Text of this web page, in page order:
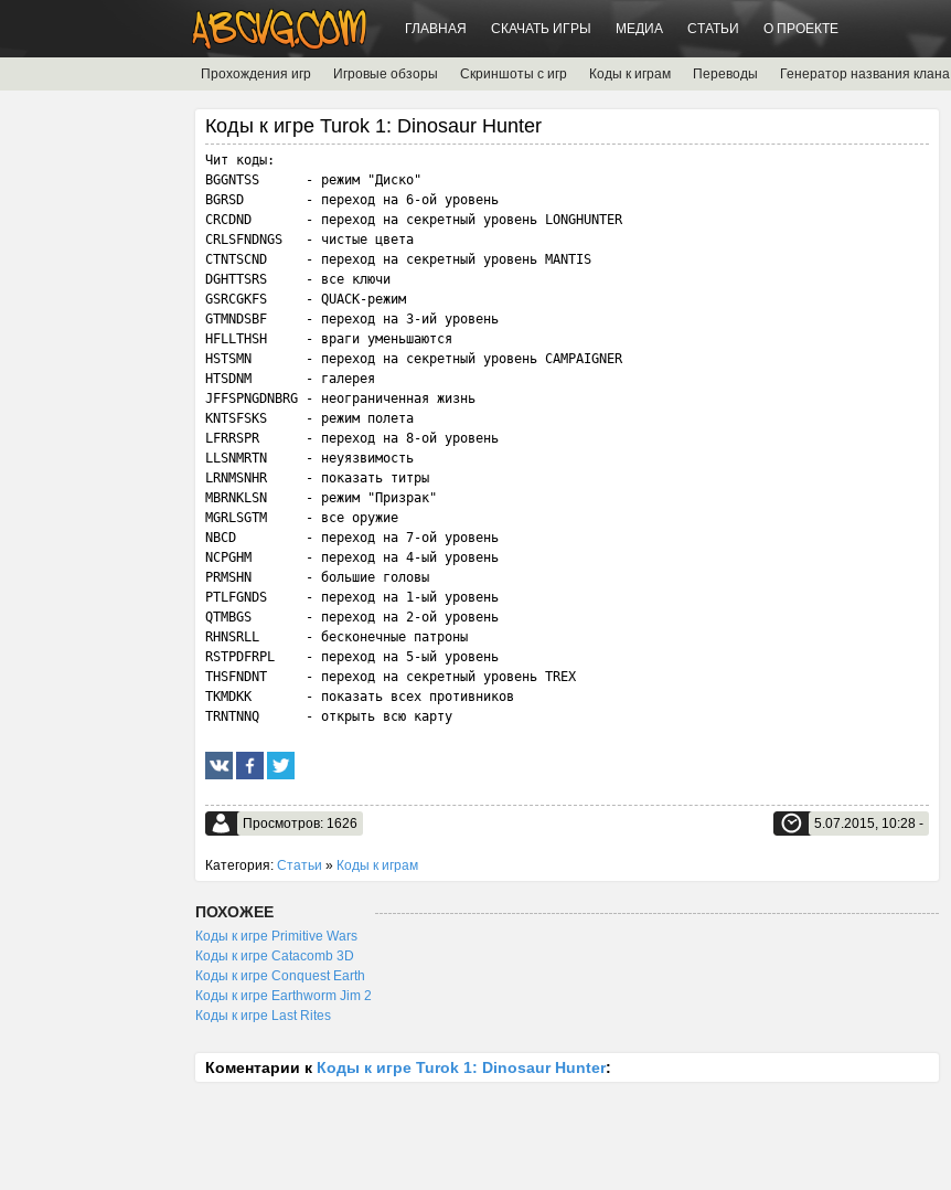
ГЛАВНАЯ СКАЧАТЬ ИГРЫ МЕДИА СТАТЬИ О ПРОЕКТЕ
Прохождения игр Игровые обзоры Скриншоты с игр Коды к играм Переводы Генератор названия клана
Коды к игре Turok 1: Dinosaur Hunter
Чит коды:
BGGNTSS      - режим "Диско"
BGRSD        - переход на 6-ой уровень
CRCDND       - переход на секретный уровень LONGHUNTER
CRLSFNDNGS   - чистые цвета
CTNTSCND     - переход на секретный уровень MANTIS
DGHTTSRS     - все ключи
GSRCGKFS     - QUACK-режим
GTMNDSBF     - переход на 3-ий уровень
HFLLTHSH     - враги уменьшаются
HSTSMN       - переход на секретный уровень CAMPAIGNER
HTSDNM       - галерея
JFFSPNGDNBRG - неограниченная жизнь
KNTSFSKS     - режим полета
LFRRSPR      - переход на 8-ой уровень
LLSNMRTN     - неуязвимость
LRNMSNHR     - показать титры
MBRNKLSN     - режим "Призрак"
MGRLSGTM     - все оружие
NBCD         - переход на 7-ой уровень
NCPGHM       - переход на 4-ый уровень
PRMSHN       - большие головы
PTLFGNDS     - переход на 1-ый уровень
QTMBGS       - переход на 2-ой уровень
RHNSRLL      - бесконечные патроны
RSTPDFRPL    - переход на 5-ый уровень
THSFNDNT     - переход на секретный уровень TREX
TKMDKK       - показать всех противников
TRNTNNQ      - открыть всю карту
Просмотров: 1626 5.07.2015, 10:28 -
Категория: Статьи » Коды к играм
ПОХОЖЕЕ
Коды к игре Primitive Wars
Коды к игре Catacomb 3D
Коды к игре Conquest Earth
Коды к игре Earthworm Jim 2
Коды к игре Last Rites
Коментарии к Коды к игре Turok 1: Dinosaur Hunter: